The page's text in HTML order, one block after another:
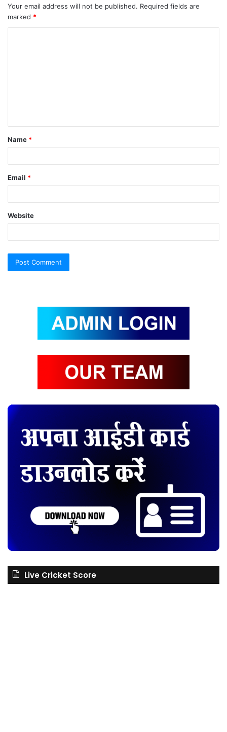
Your email address will not be published. Required fields are
marked *
t
*
Name *
Email *
Website
Live Cricket Score